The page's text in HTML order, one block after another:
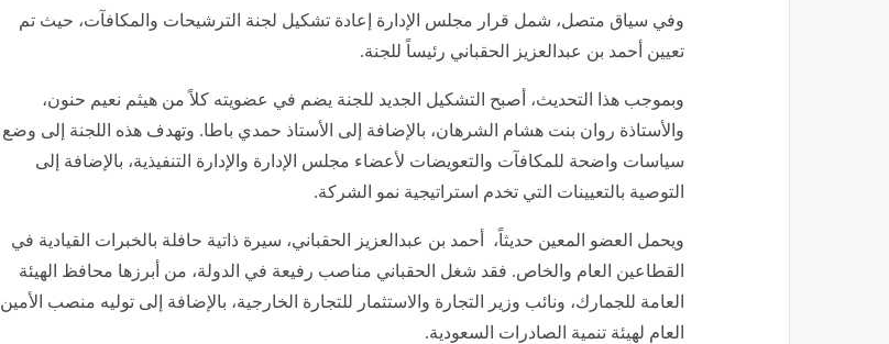
وفي سياق متصل، شمل قرار مجلس الإدارة إعادة تشكيل لجنة الترشيحات والمكافآت، حيث تم
تعيين أحمد بن عبدالعزيز الحقباني رئيساً للجنة.
وبموجب هذا التحديث، أصبح التشكيل الجديد للجنة يضم في عضويته كلاً من هيثم نعيم حنون،
والأستاذة روان بنت هشام الشرهان، بالإضافة إلى الأستاذ حمدي باطا. وتهدف هذه اللجنة إلى وضع
سياسات واضحة للمكافآت والتعويضات لأعضاء مجلس الإدارة والإدارة التنفيذية، بالإضافة إلى
التوصية بالتعيينات التي تخدم استراتيجية نمو الشركة.
ويحمل العضو المعين حديثاً، أحمد بن عبدالعزيز الحقباني، سيرة ذاتية حافلة بالخبرات القيادية في
القطاعين العام والخاص. فقد شغل الحقباني مناصب رفيعة في الدولة، من أبرزها محافظ الهيئة
العامة للجمارك، ونائب وزير التجارة والاستثمار للتجارة الخارجية، بالإضافة إلى توليه منصب الأمين
العام لهيئة تنمية الصادرات السعودية.